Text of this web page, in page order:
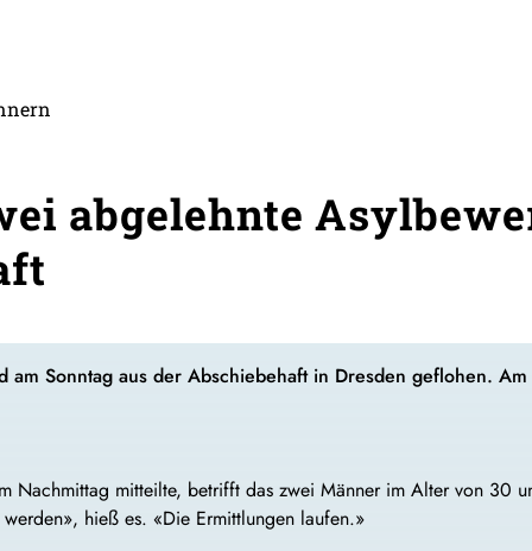
abgelehnte
am Sonntag aus der Abschiebehaft in Dresden geflohen.
Nachmittag mitteilte, betrifft das zwei Männer im Alter von 30
hieß es. «Die Ermittlungen laufen.»